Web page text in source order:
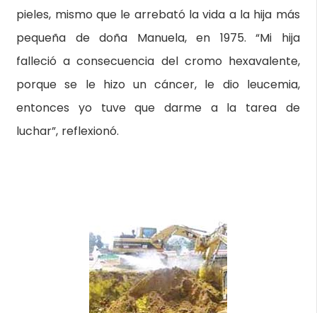
pieles, mismo que le arrebató la vida a la hija más
pequeña de doña Manuela, en 1975. “Mi hija
falleció a consecuencia del cromo hexavalente,
porque se le hizo un cáncer, le dio leucemia,
entonces yo tuve que darme a la tarea de
luchar”, reflexionó.